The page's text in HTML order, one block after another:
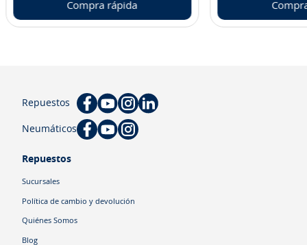
Compra rápida
Repuestos
Neumáticos
Repuestos
Sucursales
Política de cambio y devolución
Quiénes Somos
Blog